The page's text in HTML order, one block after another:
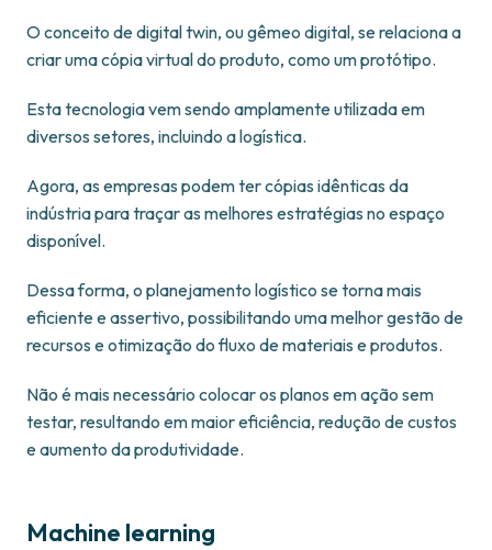
O conceito de digital twin, ou gêmeo digital, se relaciona a
criar uma cópia virtual do produto, como um protótipo.
Esta tecnologia vem sendo amplamente utilizada em
diversos setores, incluindo a logística.
Agora, as empresas podem ter cópias idênticas da
indústria para traçar as melhores estratégias no espaço
disponível.
Dessa forma, o planejamento logístico se torna mais
eficiente e assertivo, possibilitando uma melhor gestão de
recursos e otimização do fluxo de materiais e produtos.
Não é mais necessário colocar os planos em ação sem
testar, resultando em maior eficiência, redução de custos
e aumento da produtividade.
Machine learning